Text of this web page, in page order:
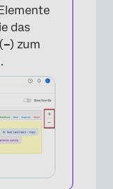
das
–) zum